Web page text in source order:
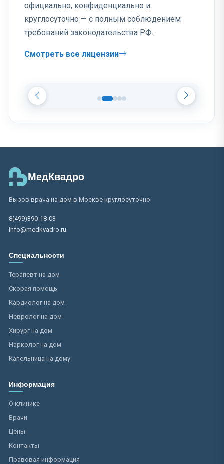
официально, конфиденциально и
круглосуточно — с полным соблюдением
требований законодательства РФ.
Смотреть все лицензии
МедКвадро
Вызов врача на дом в Москве круглосуточно
8(499)390-18-03
info@medkvadro.ru
Специальности
Терапевт на дом
Скорая помощь
Кардиолог на дом
Невролог на дом
Хирург на дом
Нарколог на дом
Капельница на дому
Информация
О клинике
Врачи
Цены
Контакты
Правовая информация